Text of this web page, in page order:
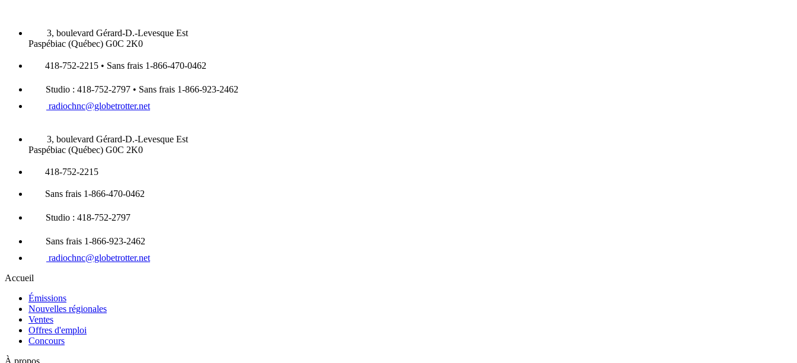
3, boulevard Gérard-D.-Levesque Est
Paspébiac (Québec) G0C 2K0
418-752-2215 • Sans frais 1-866-470-0462
Studio : 418-752-2797 • Sans frais 1-866-923-2462
radiochnc@globetrotter.net
3, boulevard Gérard-D.-Levesque Est
Paspébiac (Québec) G0C 2K0
418-752-2215
Sans frais 1-866-470-0462
Studio : 418-752-2797
Sans frais 1-866-923-2462
radiochnc@globetrotter.net
Accueil
Émissions
Nouvelles régionales
Ventes
Offres d'emploi
Concours
À propos